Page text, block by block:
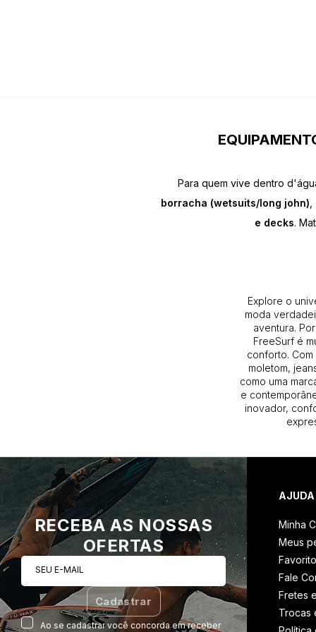
Para quem vive dentro
borracha (wetsuits/long john)
e decks.
Explore o
moda
aventura.
FreeSurf é
conforto.
moletom,
como uma
e
inovador,
RECEBA AS NOSSAS
OFERTAS
SEU E-MAIL
Cadastrar
Ao se cadastrar você concorda em receber
AJUDA
Minha
Meus
Fale
Fretes
Trocas